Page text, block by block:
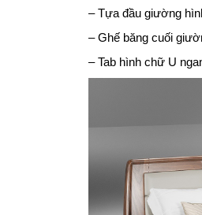
– Tựa đầu giường
– Ghế băng cuối
– Tab hình chữ U